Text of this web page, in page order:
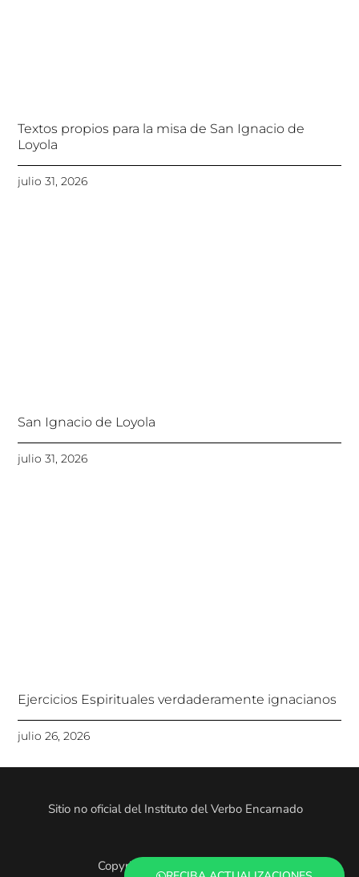
Textos propios para la misa de San Ignacio de
Loyola
julio 31, 2026
San Ignacio de Loyola
julio 31, 2026
Ejercicios Espirituales verdaderamente ignacianos
julio 26, 2026
Sitio no oficial del Instituto del Verbo Encarnado
Copyright © 2025. Todo el contenido es